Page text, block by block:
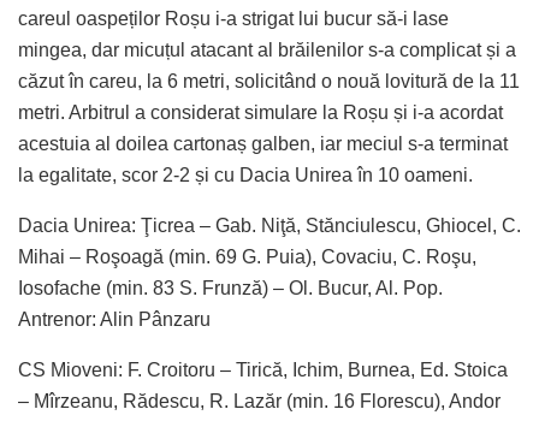
careul oaspeților Roșu i-a strigat lui bucur să-i lase
mingea, dar micuțul atacant al brăilenilor s-a complicat și a
căzut în careu, la 6 metri, solicitând o nouă lovitură de la 11
metri. Arbitrul a considerat simulare la Roșu și i-a acordat
acestuia al doilea cartonaș galben, iar meciul s-a terminat
la egalitate, scor 2-2 și cu Dacia Unirea în 10 oameni.
Dacia Unirea: Ţicrea – Gab. Niţă, Stănciulescu, Ghiocel, C.
Mihai – Roşoagă (min. 69 G. Puia), Covaciu, C. Roşu,
Iosofache (min. 83 S. Frunză) – Ol. Bucur, Al. Pop.
Antrenor: Alin Pânzaru
CS Mioveni: F. Croitoru – Tirică, Ichim, Burnea, Ed. Stoica
– Mîrzeanu, Rădescu, R. Lazăr (min. 16 Florescu), Andor